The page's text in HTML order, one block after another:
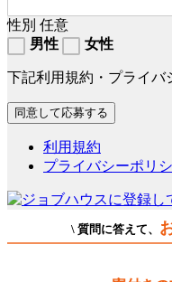
性別 任意
男性
女性
下記利用規約・プライバ
利用規約
プライバシーポリ
\ 質問に答えて、